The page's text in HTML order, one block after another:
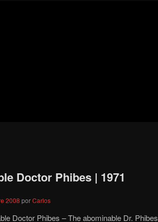
Doctor Phibes | 1971
2008 porCarlos
Doctor Phibes – The abominable Dr. Phibes